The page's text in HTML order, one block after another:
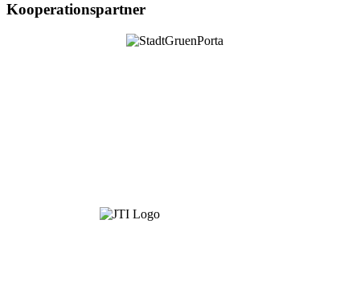
Kooperationspartner